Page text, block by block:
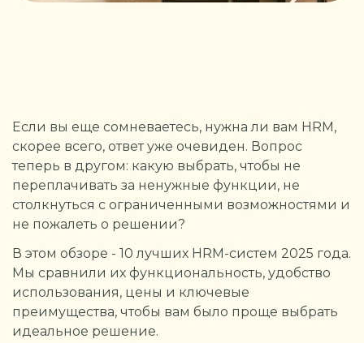
Если вы еще сомневаетесь, нужна ли вам HRM,
скорее всего, ответ уже очевиден. Вопрос
теперь в другом: какую выбрать, чтобы не
переплачивать за ненужные функции, не
столкнуться с ограниченными возможностями и
не пожалеть о решении?
В этом обзоре - 10 лучших HRM-систем 2025 года.
Мы сравнили их функциональность, удобство
использования, цены и ключевые
преимущества, чтобы вам было проще выбрать
идеальное решение.